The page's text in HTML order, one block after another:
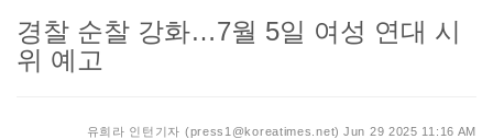
경찰 순찰 강화…7월 5일 여성 연대 시
위 예고
유희라 인턴기자 (press1@koreatimes.net) Jun 29 2025 11:16 AM